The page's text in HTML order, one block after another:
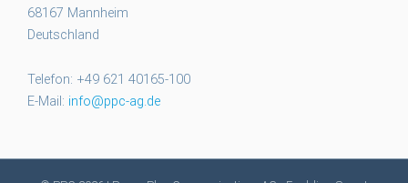
68167 Mannheim
Deutschland
Telefon: +49 621 40165-100
E-Mail: info@ppc-ag.de